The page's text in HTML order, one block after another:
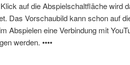
Klick auf die Abspielschaltfläche wird
Das Vorschaubild kann schon auf
Abspielen eine Verbindung mit
werden. ••••